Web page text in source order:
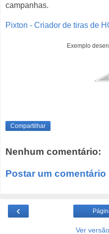
campanhas.
Pixton - Criador de tiras de
Exemplo
Compartilhar
Nenhum comentário:
Postar um comentário
‹
Ver